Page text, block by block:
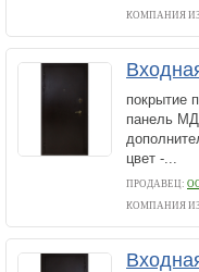
КОМПАНИЯ ИЗ
покрытие
панель
цвет -...
ПРОДАВЕЦ:
КОМПАНИЯ ИЗ